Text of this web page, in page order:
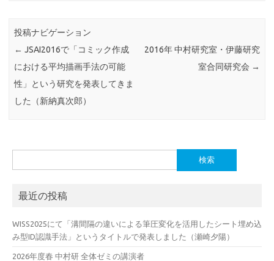
投稿ナビゲーション
← JSAI2016で「コミック作成
における平均描画手法の可能
性」という研究を発表してきま
した（新納真次郎）
2016年 中村研究室・伊藤研究
室合同研究会 →
索:
最近の投稿
WISS2025にて「溝間隔の違いによる筆圧変化を活用したシート埋め込
み型ID認識手法」というタイトルで発表しました（瀬崎夕陽）
2026年度春 中村研 全体ゼミの講演者